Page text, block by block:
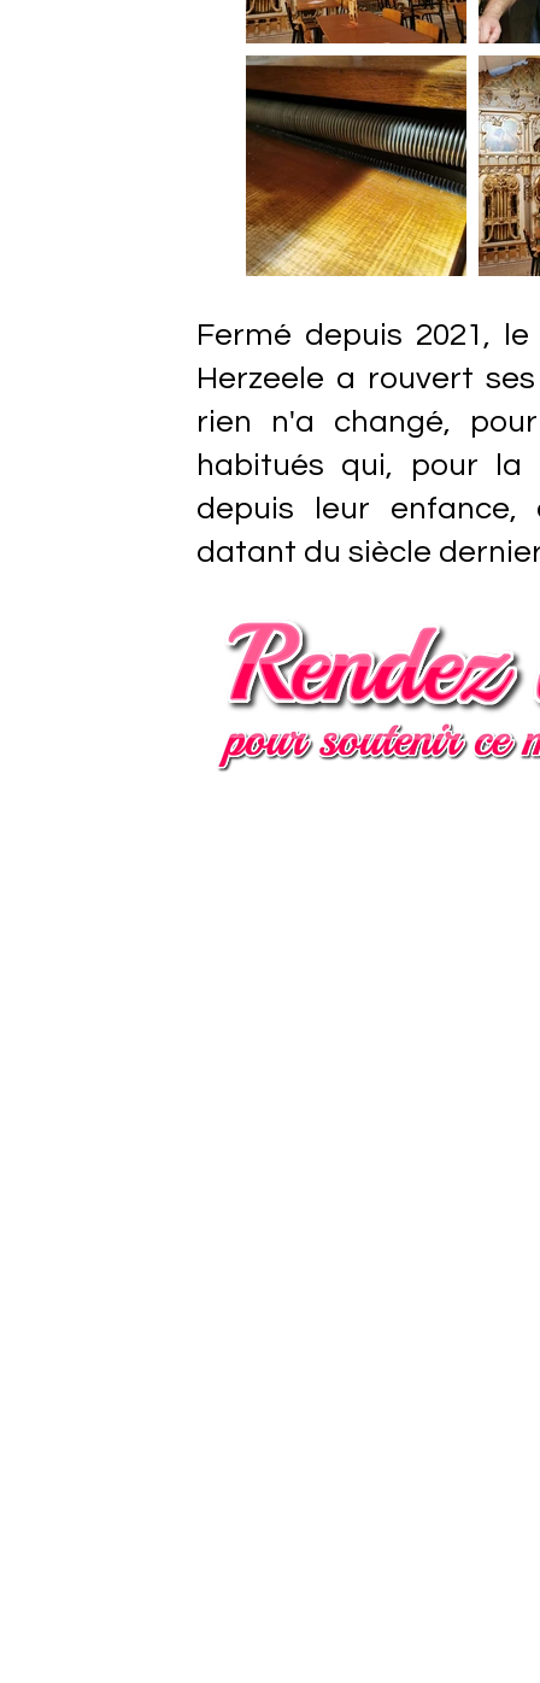
Fermé depuis 2021,
Herzeele a rouvert
rien n'a changé,
habitués qui, pour la
depuis leur
datant du siècle